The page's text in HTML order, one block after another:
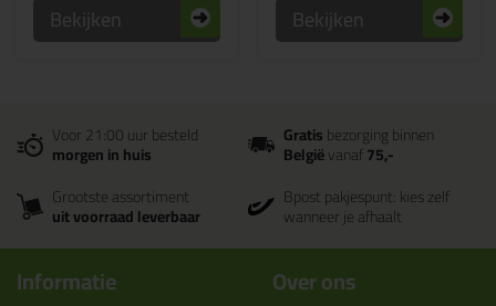
Bekijken Bekijken
Voor 21:00 uur besteld
morgen in huis
Gratisbezorging binnen
Belgiëvanaf75,-
Grootste assortiment
uit voorraad leverbaar
Bpost pakjespunt: kies zelf
wanneer je afhaalt
Informatie Over ons